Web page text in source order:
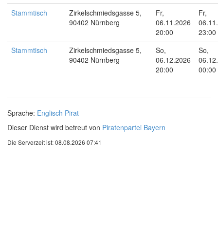
Stammtisch
Zirkelschmiedsgasse 5,
90402 Nürnberg
Fr,
06.11.2026
20:00
Fr,
23:00
Stammtisch
Zirkelschmiedsgasse 5,
90402 Nürnberg
So,
06.12.2026
20:00
So,
00:00
Sprache: Englisch Pirat
Dieser Dienst wird betreut von Piratenpartei Bayern
Die Serverzeit ist: 08.08.2026 07:41